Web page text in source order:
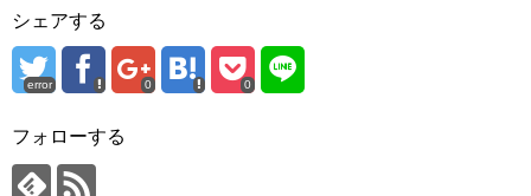
e
b
o
o
k
er
st
シェアする
error 0 0
フォローする